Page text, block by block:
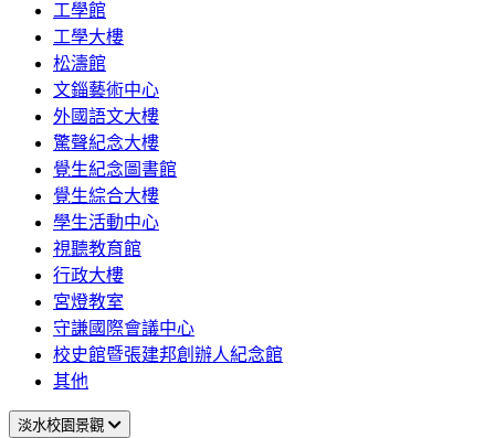
工學館
工學大樓
松濤館
文錙藝術中心
外國語文大樓
驚聲紀念大樓
覺生紀念圖書館
覺生綜合大樓
學生活動中心
視聽教育館
行政大樓
宮燈教室
守謙國際會議中心
校史館暨張建邦創辦人紀念館
其他
淡水校園景觀